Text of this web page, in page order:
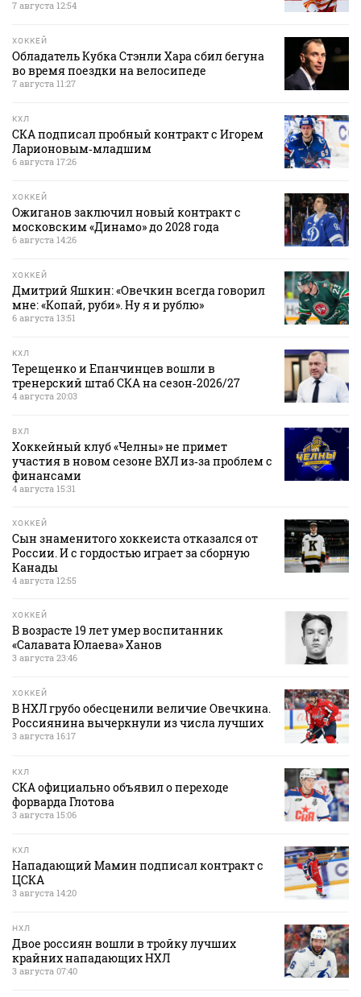
7 августа 12:54
ХОККЕЙ
Обладатель Кубка Стэнли Хара сбил бегуна
во время поездки на велосипеде
7 августа 11:27
КХЛ
СКА подписал пробный контракт с Игорем
Ларионовым‑младшим
6 августа 17:26
ХОККЕЙ
Ожиганов заключил новый контракт с
московским «Динамо» до 2028 года
6 августа 14:26
ХОККЕЙ
Дмитрий Яшкин: «Овечкин всегда говорил
мне: «Копай, руби». Ну я и рублю»
6 августа 13:51
КХЛ
Терещенко и Епанчинцев вошли в
тренерский штаб СКА на сезон‑2026/27
4 августа 20:03
ВХЛ
Хоккейный клуб «Челны» не примет
участия в новом сезоне ВХЛ из‑за проблем с
финансами
4 августа 15:31
ХОККЕЙ
Сын знаменитого хоккеиста отказался от
России. И с гордостью играет за сборную
Канады
4 августа 12:55
ХОККЕЙ
В возрасте 19 лет умер воспитанник
«Салавата Юлаева» Ханов
3 августа 23:46
ХОККЕЙ
В НХЛ грубо обесценили величие Овечкина.
Россиянина вычеркнули из числа лучших
3 августа 16:17
КХЛ
СКА официально объявил о переходе
форварда Глотова
3 августа 15:06
КХЛ
Нападающий Мамин подписал контракт с
ЦСКА
3 августа 14:20
НХЛ
Двое россиян вошли в тройку лучших
крайних нападающих НХЛ
3 августа 07:40